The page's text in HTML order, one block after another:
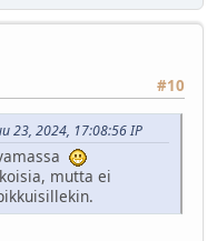
#10
23, 2024, 17:08:56 IP
mutta ei